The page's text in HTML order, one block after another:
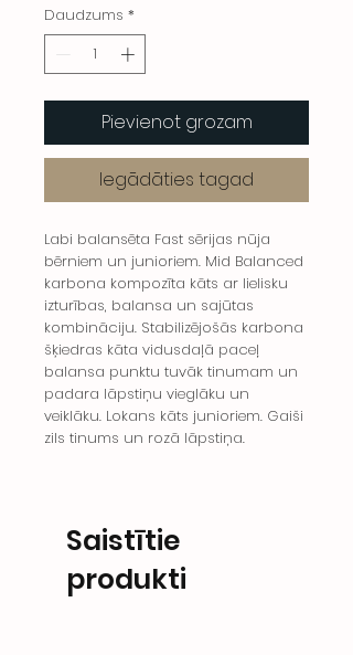
Daudzums *
Pievienot grozam
Iegādāties tagad
Labi balansēta Fast sērijas nūja
bērniem un junioriem. Mid Balanced
karbona kompozīta kāts ar lielisku
izturības, balansa un sajūtas
kombināciju. Stabilizējošās karbona
šķiedras kāta vidusdaļā paceļ
balansa punktu tuvāk tinumam un
padara lāpstiņu vieglāku un
veiklāku. Lokans kāts junioriem. Gaiši
zils tinums un rozā lāpstiņa.
Saistītie
produkti